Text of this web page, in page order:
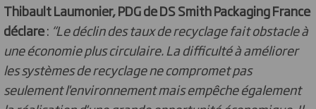
Thibault Laumonier, PDG de DS Smith Packaging France
déclare: “Le déclin des taux de recyclage fait obstacle à
une économie plus circulaire. La difficulté à améliorer
les systèmes de recyclage ne compromet pas
seulement l'environnement mais empêche également